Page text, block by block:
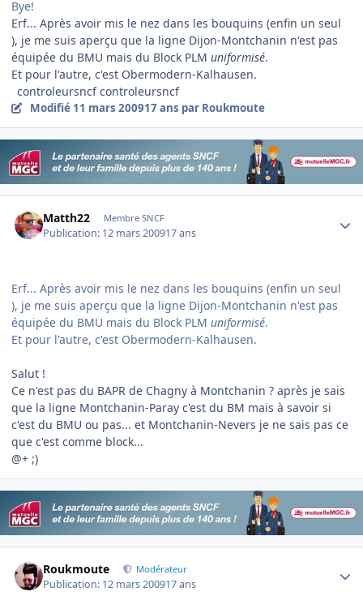
Bye!
Erf... Après avoir mis le nez dans les bouquins (enfin un seul
), je me suis aperçu que la ligne Dijon-Montchanin n'est pas
équipée du BMU mais du Block PLM uniformisé.
Et pour l'autre, c'est Obermodern-Kalhausen.
controleursncf controleursncf
Modifié 11 mars 200917 ans par Roukmoute
Matth22 Membre SNCF
Publication: 12 mars 200917 ans
Erf... Après avoir mis le nez dans les bouquins (enfin un seul
), je me suis aperçu que la ligne Dijon-Montchanin n'est pas
équipée du BMU mais du Block PLM uniformisé.
Et pour l'autre, c'est Obermodern-Kalhausen.
Salut !
Ce n'est pas du BAPR de Chagny à Montchanin ? après je sais
que la ligne Montchanin-Paray c'est du BM mais à savoir si
c'est du BMU ou pas... et Montchanin-Nevers je ne sais pas ce
que c'est comme block...
@+ ;)
Roukmoute Modérateur
Publication: 12 mars 200917 ans